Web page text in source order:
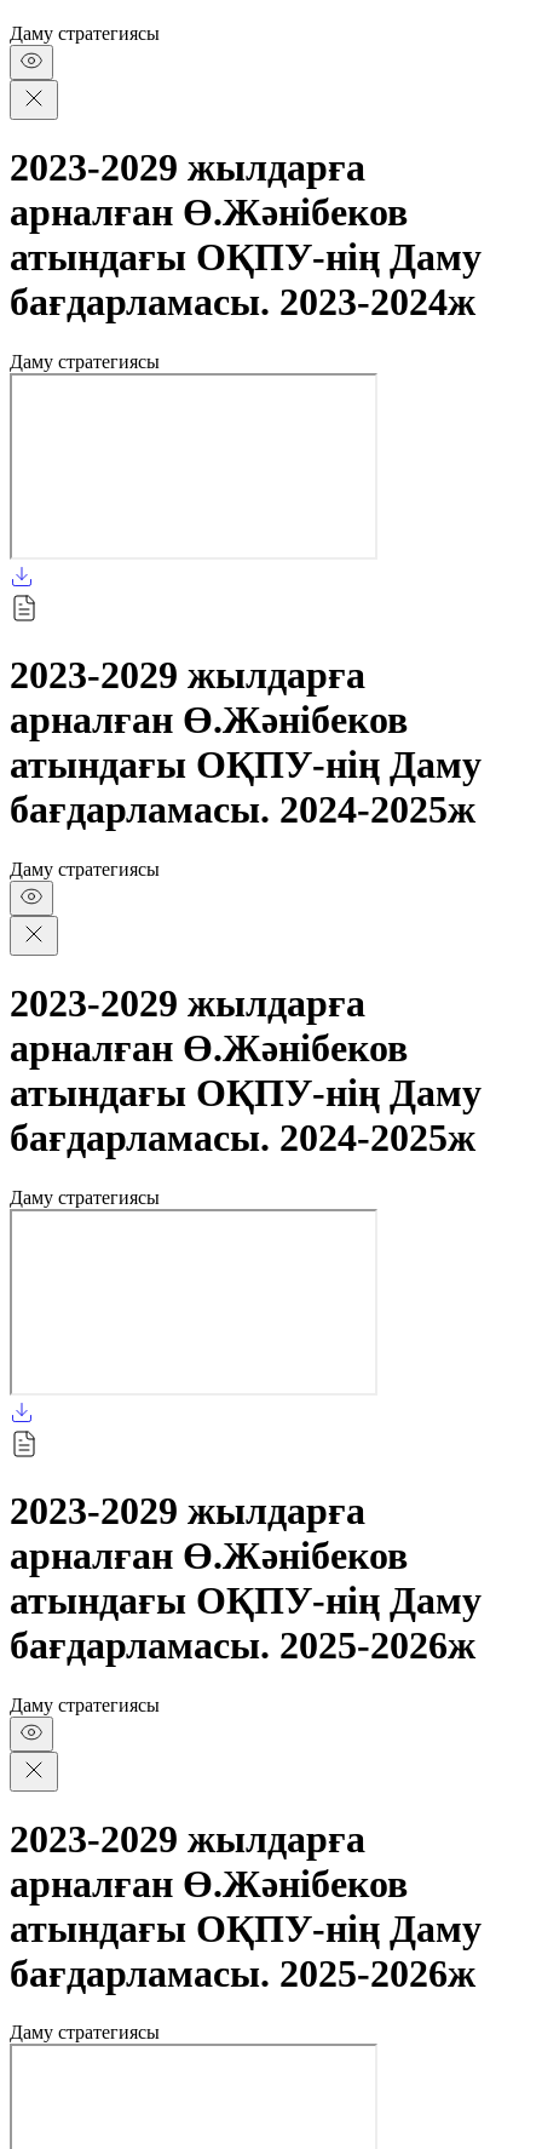
Даму стратегиясы
2023-2029 жылдарға
арналған Ө.Жәнібеков
атындағы ОҚПУ-нің Даму
бағдарламасы. 2023-2024ж
Даму стратегиясы
2023-2029 жылдарға
арналған Ө.Жәнібеков
атындағы ОҚПУ-нің Даму
бағдарламасы. 2024-2025ж
Даму стратегиясы
2023-2029 жылдарға
арналған Ө.Жәнібеков
атындағы ОҚПУ-нің Даму
бағдарламасы. 2024-2025ж
Даму стратегиясы
2023-2029 жылдарға
арналған Ө.Жәнібеков
атындағы ОҚПУ-нің Даму
бағдарламасы. 2025-2026ж
Даму стратегиясы
2023-2029 жылдарға
арналған Ө.Жәнібеков
атындағы ОҚПУ-нің Даму
бағдарламасы. 2025-2026ж
Даму стратегиясы